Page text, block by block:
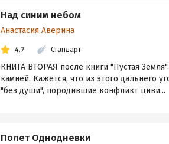
Над синим небом
Анастасия Аверина
4.7 Стандарт
КНИГА ВТОРАЯ после книги "Пустая
камней. Кажется, что из этого дальнего
"без души", породившие конфликт циви...
Полет Однодневки